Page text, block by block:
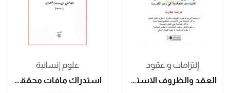
علوم إنسانية
استدراك مافات محققي المجالس والمسايرات
إلتزامات و عقود
العقد والظروف الاستثنائية: الإلتزامات التعاقدية...